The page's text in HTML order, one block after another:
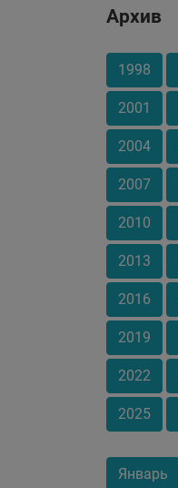
Архив
1998
2001
2004
2007
2010
2013
2016
2019
2022
2025
Январь